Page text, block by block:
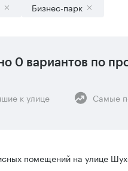
Бизнес-парк
0 вариантов по
к улице Самые
помещений на улице